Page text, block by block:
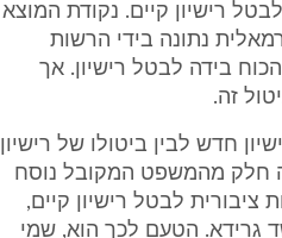
רישיון קיים. נקודת המוצא
נתונה בידי הרשות
בידה לבטל רישיון. אך
זה.
חדש לבין ביטולו של רישיון
חלק מהמשפט המקובל נוסח
לבטל רישיון קיים,
גרידא. הטעם לכך הוא, שמי